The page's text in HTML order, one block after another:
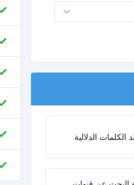
الكلمات الدلالية